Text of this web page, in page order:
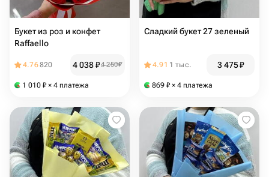
Букет из роз и конфет
Raffaello
4.76820 4 038₽4 250₽
1 010 ₽ × 4 платежа
Сладкий букет 27 зеленый
4.91 1 тыс. 3 475₽
869 ₽ × 4 платежа